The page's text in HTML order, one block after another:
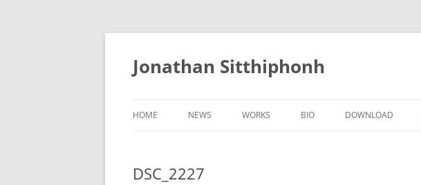
Aller
Jonathan Sitthiphonh
HOME NEWS WORKS BIO DOWNLOAD
DSC_2227